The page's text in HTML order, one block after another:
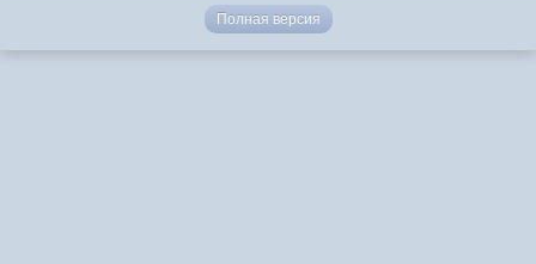
Полная версия